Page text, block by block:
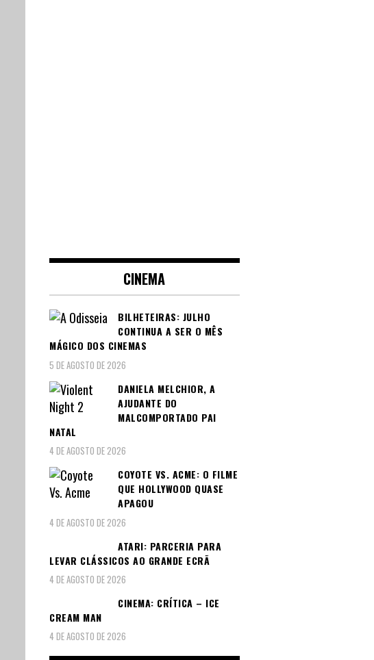
CINEMA
BILHETEIRAS: JULHO
CONTINUA A SER O MÊS
MÁGICO DOS CINEMAS
5 DE AGOSTO DE 2026
DANIELA MELCHIOR, A
AJUDANTE DO
MALCOMPORTADO PAI
NATAL
4 DE AGOSTO DE 2026
COYOTE VS. ACME: O FILME
QUE HOLLYWOOD QUASE
APAGOU
4 DE AGOSTO DE 2026
ATARI: PARCERIA PARA
LEVAR CLÁSSICOS AO GRANDE ECRÃ
4 DE AGOSTO DE 2026
CINEMA: CRÍTICA – ICE
CREAM MAN
4 DE AGOSTO DE 2026